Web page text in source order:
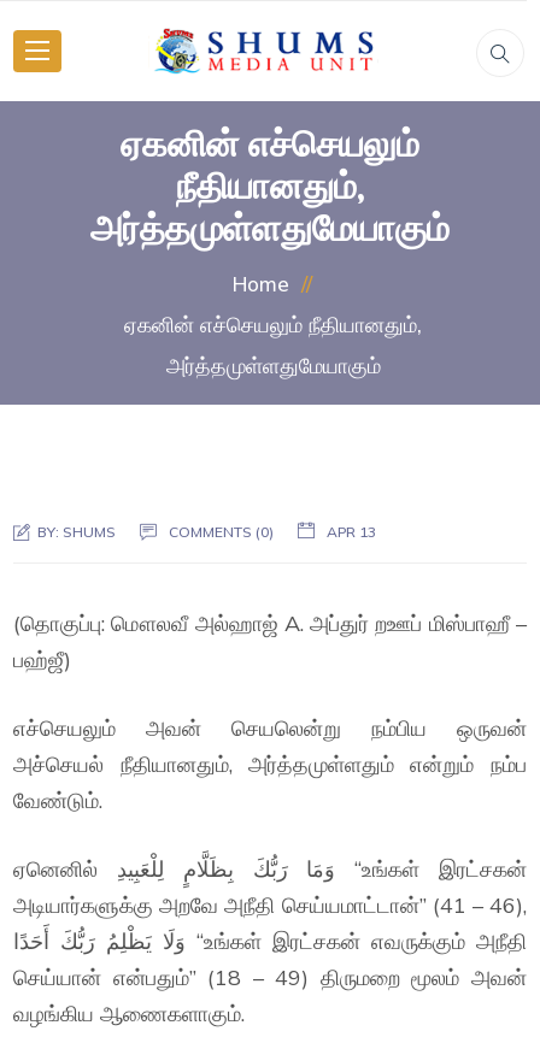
ஏகனின் எச்செயலும்
நீதியானதும்,
அர்த்தமுள்ளதுமேயாகும்
Home
ஏகனின் எச்செயலும் நீதியானதும்,
அர்த்தமுள்ளதுமேயாகும்
BY: SHUMS COMMENTS (0) APR 13
(தொகுப்பு: மௌலவீ அல்ஹாஜ் A. அப்துர் றஊப் மிஸ்பாஹீ –
பஹ்ஜீ)
எச்செயலும் அவன் செயலென்று நம்பிய ஒருவன்
அச்செயல் நீதியானதும், அர்த்தமுள்ளதும் என்றும் நம்ப
வேண்டும்.
ஏனெனில் وَمَا رَبُّكَ بِظَلَّامٍ لِلْعَبِيدِ “உங்கள் இரட்சகன்
அடியார்களுக்கு அறவே அநீதி செய்யமாட்டான்” (41 – 46),
وَلَا يَظْلِمُ رَبُّكَ أَحَدًا “உங்கள் இரட்சகன் எவருக்கும் அநீதி
செய்யான் என்பதும்” (18 – 49) திருமறை மூலம் அவன்
வழங்கிய ஆணைகளாகும்.